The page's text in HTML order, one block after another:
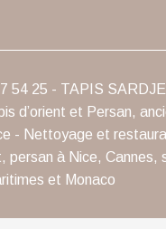
54 25 - TAPIS
d’orient et Persan,
- Nettoyage et
persan à Nice, Cannes,
et Monaco